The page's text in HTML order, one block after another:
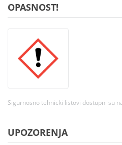
OPASNOST!
Sigurnosno tehnicki listovi dostupni su
UPOZORENJA